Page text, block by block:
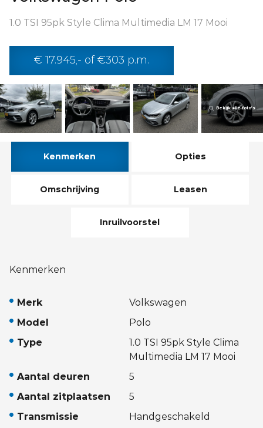
1.0 TSI 95pk Style Clima Multimedia LM 17 Mooi
€ 17.945,- of €303 p.m.
Bekijk alle foto’s
Kenmerken Opties
Omschrijving Leasen
Inruilvoorstel
Kenmerken
Merk
Volkswagen
Model
Polo
Type
1.0 TSI 95pk Style Clima
Multimedia LM 17 Mooi
Aantal deuren
5
Aantal zitplaatsen
5
Transmissie
Handgeschakeld